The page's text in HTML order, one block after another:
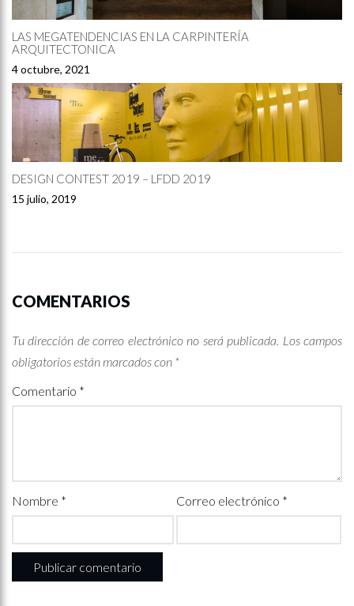
LAS MEGATENDENCIAS EN LA CARPINTERÍA
ARQUITECTONICA
4 octubre, 2021
DESIGN CONTEST 2019 – LFDD 2019
15 julio, 2019
COMENTARIOS
Tu dirección de correo electrónico no será publicada. Los campos
obligatorios están marcados con *
Comentario *
Nombre * Correo electrónico *